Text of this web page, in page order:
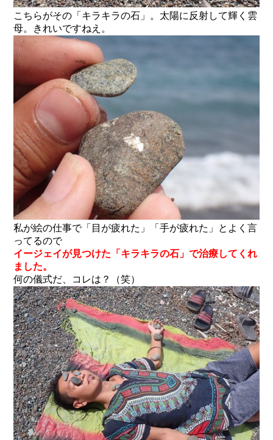
こちらがその「キラキラの石」。太陽に反射して輝く雲
母。きれいですねえ。
私が絵の仕事で「目が疲れた」「手が疲れた」とよく言
ってるので
イージェイが見つけた「キラキラの石」で治療してくれ
ました。
何の儀式だ、コレは？（笑）